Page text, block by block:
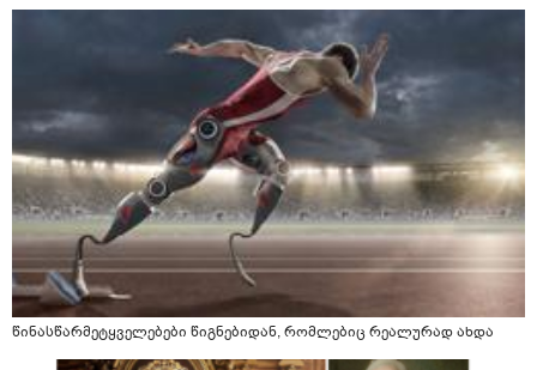
წინასწარმეტყველებები წიგნებიდან, რომლებიც რეალურად ახდა